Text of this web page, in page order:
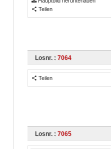
Teilen
Losnr. : 7064
Teilen
Losnr. : 7065